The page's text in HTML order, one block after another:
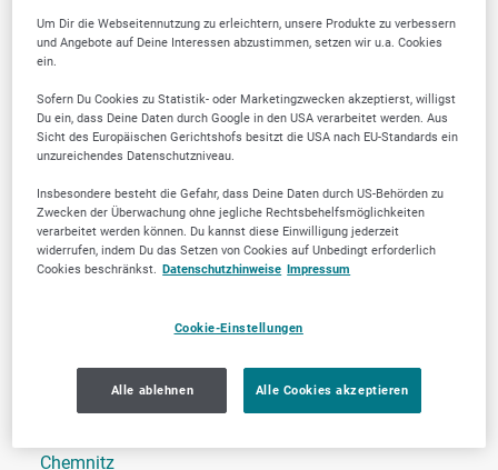
Mönchengladbach
Neuss
Oberhausen
Wuppertal
Rheinland-Pfalz
Sachsen
Chemnitz
Um Dir die Webseitennutzung zu erleichtern, unsere Produkte zu verbessern
und Angebote auf Deine Interessen abzustimmen, setzen wir u.a. Cookies
ein.
Sofern Du Cookies zu Statistik- oder Marketingzwecken akzeptierst, willigst
Du ein, dass Deine Daten durch Google in den USA verarbeitet werden. Aus
Sicht des Europäischen Gerichtshofs besitzt die USA nach EU-Standards ein
unzureichendes Datenschutzniveau.
Insbesondere besteht die Gefahr, dass Deine Daten durch US-Behörden zu
Zwecken der Überwachung ohne jegliche Rechtsbehelfsmöglichkeiten
verarbeitet werden können. Du kannst diese Einwilligung jederzeit
widerrufen, indem Du das Setzen von Cookies auf Unbedingt erforderlich
Cookies beschränkst. Datenschutzhinweise Impressum
Cookie-Einstellungen
Alle ablehnen Alle Cookies akzeptieren